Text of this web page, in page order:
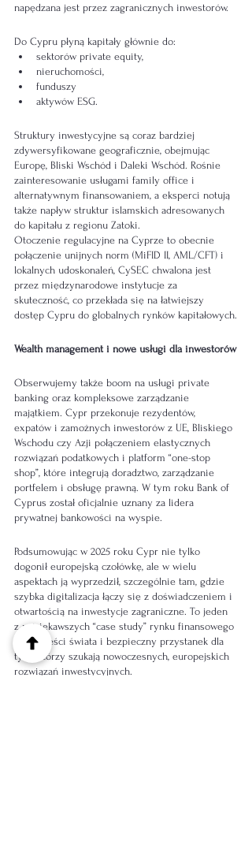
napędzana jest przez zagranicznych inwestorów.
Do Cypru płyną kapitały głównie do:
sektorów private equity,
nieruchomości,
funduszy
aktywów ESG.
Struktury inwestycyjne są coraz bardziej
zdywersyfikowane geograficznie, obejmując
Europę, Bliski Wschód i Daleki Wschód. Rośnie
zainteresowanie usługami family office i
alternatywnym finansowaniem, a eksperci notują
także napływ struktur islamskich adresowanych
do kapitału z regionu Zatoki.
Otoczenie regulacyjne na Cyprze to obecnie
połączenie unijnych norm (MiFID II, AML/CFT) i
lokalnych udoskonaleń, CySEC chwalona jest
przez międzynarodowe instytucje za
skuteczność, co przekłada się na łatwiejszy
dostęp Cypru do globalnych rynków kapitałowych.
Wealth management i nowe usługi dla inwestorów
Obserwujemy także boom na usługi private
banking oraz kompleksowe zarządzanie
majątkiem. Cypr przekonuje rezydentów,
expatów i zamożnych inwestorów z UE, Bliskiego
Wschodu czy Azji połączeniem elastycznych
rozwiązań podatkowych i platform “one-stop
shop”, które integrują doradztwo, zarządzanie
portfelem i obsługę prawną. W tym roku Bank of
Cyprus został oficjalnie uznany za lidera
prywatnej bankowości na wyspie.
Podsumowując w 2025 roku Cypr nie tylko
dogonił europejską czołówkę, ale w wielu
aspektach ją wyprzedził, szczególnie tam, gdzie
szybka digitalizacja łączy się z doświadczeniem i
otwartością na inwestycje zagraniczne. To jeden
z najciekawszych “case study” rynku finansowego
w tej części świata i bezpieczny przystanek dla
tych, którzy szukają nowoczesnych, europejskich
rozwiązań inwestycyjnych.